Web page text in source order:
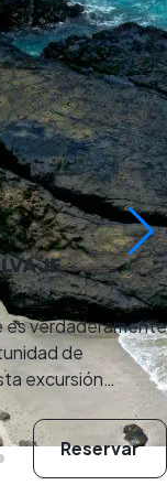
es verdaderamente
de
excursión…
Reservar